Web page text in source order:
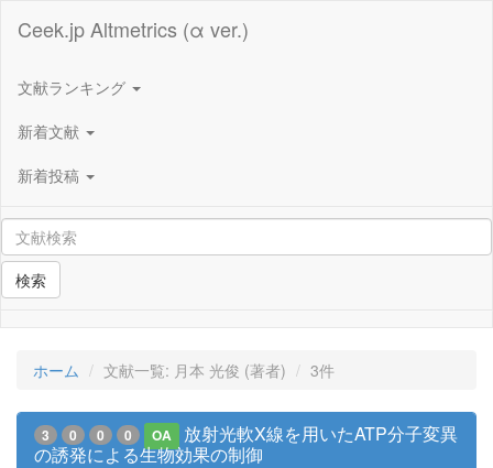
Ceek.jp Altmetrics (α ver.)
文献ランキング
新着文献
新着投稿
検索
ホーム 文献一覧: 月本 光俊 (著者) 3件
3 0 0 0 OA
放射光軟X線を用いたATP分子変異
の誘発による生物効果の制御